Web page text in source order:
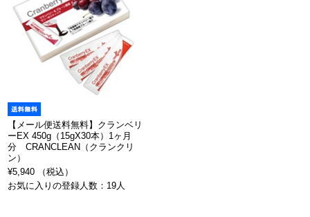
【メール便送料無料】クランベリ
ーEX 450g（15gX30本）1ヶ月
分 CRANCLEAN（クランクリ
ン）
¥5,940 （税込）
お気に入りの登録人数：19人